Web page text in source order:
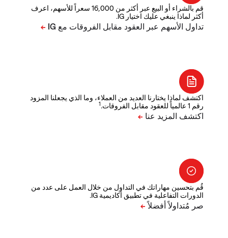
قم بالشراء أو البيع عبر أكثر من 16,000 سعراً للأسهم، اعرف
أكثر لماذا ينبغي عليك اختيار IG.
اكتشف لماذا يختارنا العديد من العملاء، وما الذي يجعلنا المزود
رقم 1 عالمياً للعقود مقابل الفروقات.
1
قُم بتحسين مهاراتك في التداول من خلال العمل على عدد من
الدورات التفاعلية في تطبيق أكاديمية IG.